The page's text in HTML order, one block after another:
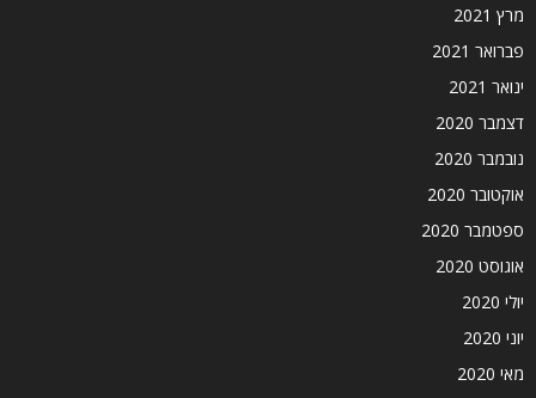
מרץ 2021
פברואר 2021
ינואר 2021
דצמבר 2020
נובמבר 2020
אוקטובר 2020
ספטמבר 2020
אוגוסט 2020
יולי 2020
יוני 2020
מאי 2020